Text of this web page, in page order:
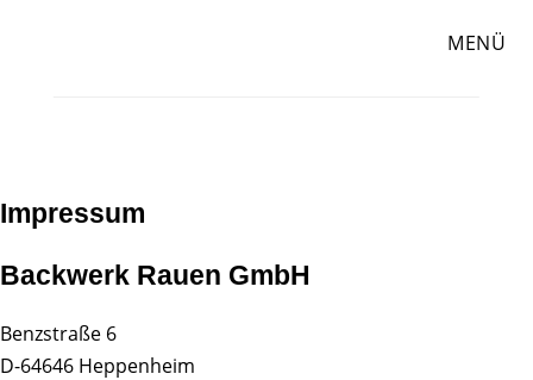
MENÜ
Impressum
Backwerk Rauen GmbH
Benzstraße 6
D-64646 Heppenheim